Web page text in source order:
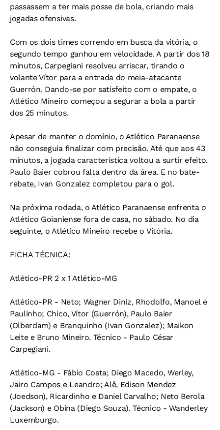
passassem a ter mais posse de bola, criando mais
jogadas ofensivas.
Com os dois times correndo em busca da vitória, o
segundo tempo ganhou em velocidade. A partir dos 18
minutos, Carpegiani resolveu arriscar, tirando o
volante Vítor para a entrada do meia-atacante
Guerrón. Dando-se por satisfeito com o empate, o
Atlético Mineiro começou a segurar a bola a partir
dos 25 minutos.
Apesar de manter o domínio, o Atlético Paranaense
não conseguia finalizar com precisão. Até que aos 43
minutos, a jogada característica voltou a surtir efeito.
Paulo Baier cobrou falta dentro da área. E no bate-
rebate, Ivan Gonzalez completou para o gol.
Na próxima rodada, o Atlético Paranaense enfrenta o
Atlético Goianiense fora de casa, no sábado. No dia
seguinte, o Atlético Mineiro recebe o Vitória.
FICHA TÉCNICA:
Atlético-PR 2 x 1 Atlético-MG
Atlético-PR - Neto; Wagner Diniz, Rhodolfo, Manoel e
Paulinho; Chico, Vítor (Guerrón), Paulo Baier
(Olberdam) e Branquinho (Ivan Gonzalez); Maikon
Leite e Bruno Mineiro. Técnico - Paulo César
Carpegiani.
Atlético-MG - Fábio Costa; Diego Macedo, Werley,
Jairo Campos e Leandro; Alê, Edison Mendez
(Joedson), Ricardinho e Daniel Carvalho; Neto Berola
(Jackson) e Obina (Diego Souza). Técnico - Wanderley
Luxemburgo.